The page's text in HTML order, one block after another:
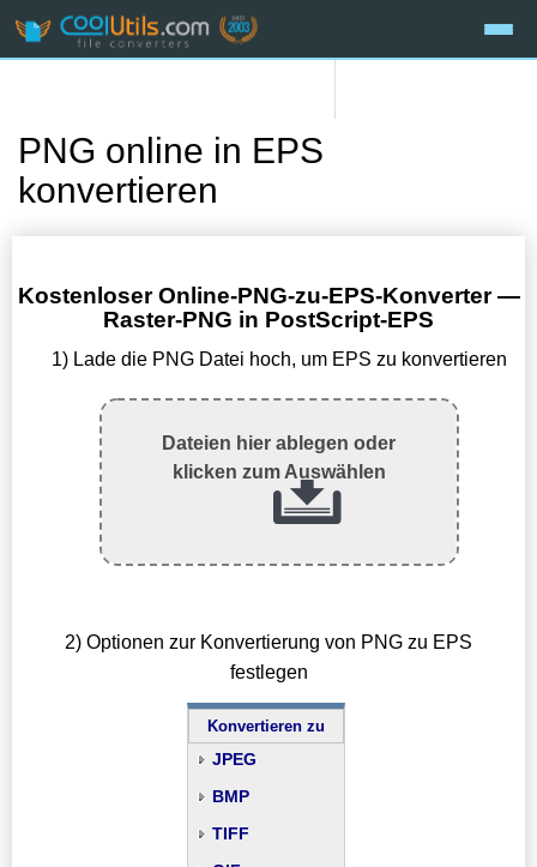
PNG online in EPS
konvertieren
Kostenloser Online-PNG-zu-EPS-Konverter —
Raster-PNG in PostScript-EPS
1) Lade die PNG Datei hoch, um EPS zu konvertieren
Dateien hier ablegen oder
klicken zum Auswählen
2) Optionen zur Konvertierung von PNG zu EPS
festlegen
Konvertieren zu
JPEG
BMP
TIFF